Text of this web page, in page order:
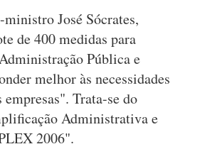
José Sócrates,
de 400 medidas para
Pública e
melhor às necessidades
empresas". Trata-se do
Administrativa e
2006".